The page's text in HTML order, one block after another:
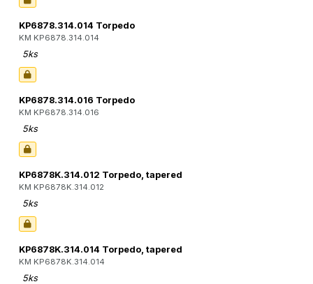
KP6878.314.014 Torpedo
KM KP6878.314.014
5ks
KP6878.314.016 Torpedo
KM KP6878.314.016
5ks
KP6878K.314.012 Torpedo, tapered
KM KP6878K.314.012
5ks
KP6878K.314.014 Torpedo, tapered
KM KP6878K.314.014
5ks